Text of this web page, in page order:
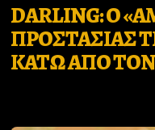
DARLING: Ο
ΠΡΟΣΤΑΣΙΑΣ
ΚΑΤΩ ΑΠΟ